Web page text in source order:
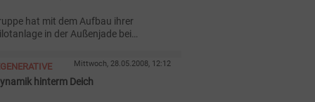
hat mit dem Aufbau ihrer
in der Außenjade bei
Mittwoch, 28.05.2008, 12:12
hinterm Deich